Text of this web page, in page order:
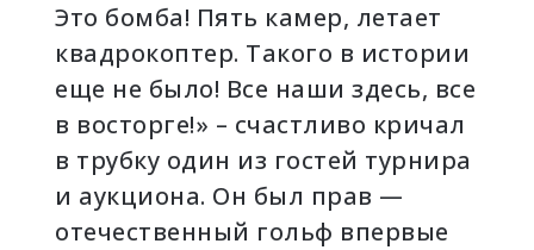
Это бомба! Пять камер, летает
квадрокоптер. Такого в истории
еще не было! Все наши здесь, все
в восторге!» – счастливо кричал
в трубку один из гостей турнира
и аукциона. Он был прав —
отечественный гольф впервые